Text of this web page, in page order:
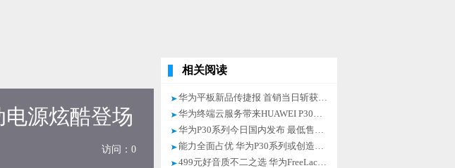
源炫酷登场
访问： 0
相关阅读
华为平板新品传捷报 首销当日斩获“三平台冠军”
华为终端云服务带来HUAWEI P30系列体验升级
华为P30系列今日国内发布 最低售价3988元起
能力全面占优 华为P30系列或创造惊人销量
499元好音质不二之选 华为FreeLace无线耳机体验